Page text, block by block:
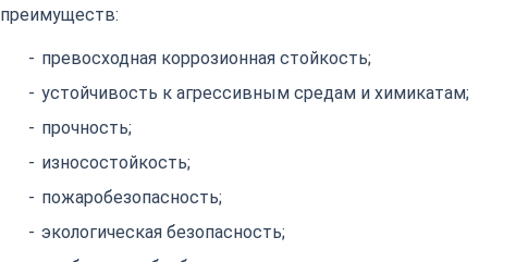
преимуществ:
превосходная коррозионная стойкость;
устойчивость к агрессивным средам и химикатам;
прочность;
износостойкость;
пожаробезопасность;
экологическая безопасность;